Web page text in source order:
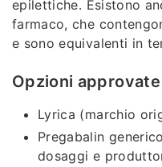
epilettiche. Esistono
farmaco, che
e sono equivalenti in
Opzioni approvate
Lyrica (marchio
Pregabalin
dosaggi e